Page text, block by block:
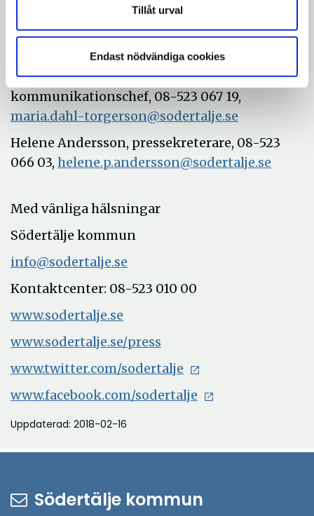
Tillåt urval
Endast nödvändiga cookies
Mer information:
Maria Dahl Torgerson,
kommunikationschef, 08-523 067 19,
maria.dahl-torgerson@sodertalje.se
Helene Andersson, pressekreterare, 08-523
066 03, helene.p.andersson@sodertalje.se
Med vänliga hälsningar
Södertälje kommun
info@sodertalje.se
Kontaktcenter: 08-523 010 00
www.sodertalje.se
www.sodertalje.se/press
www.twitter.com/sodertalje
www.facebook.com/sodertalje
Uppdaterad: 2018-02-16
Södertälje kommun